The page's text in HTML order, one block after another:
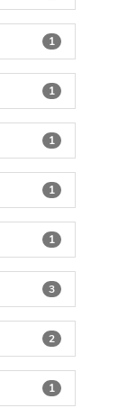
1
1
1
1
1
3
2
1